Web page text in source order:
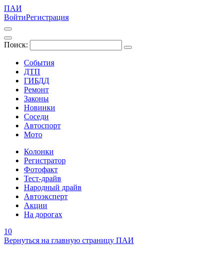
ПАИ
ВойтиРегистрация
Поиск:
События
ДТП
ГИБДД
Ремонт
Законы
Новинки
Соседи
Автоспорт
Мото
Колонки
Регистратор
Фотофакт
Тест-драйв
Народный драйв
Автоэксперт
Акции
На дорогах
10
Вернуться на главную страницу ПАИ